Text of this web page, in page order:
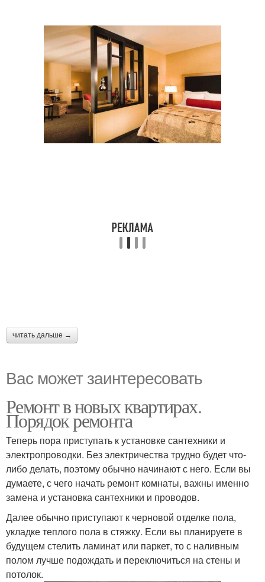
читать дальше →
Вас может заинтересовать
Ремонт в новых квартирах.
Порядок ремонта
Теперь пора приступать к установке сантехники и
электропроводки. Без электричества трудно будет что-
либо делать, поэтому обычно начинают с него. Если вы
думаете, с чего начать ремонт комнаты, важны именно
замена и установка сантехники и проводов.
Далее обычно приступают к черновой отделке пола,
укладке теплого пола в стяжку. Если вы планируете в
будущем стелить ламинат или паркет, то с наливным
полом лучше подождать и переключиться на стены и
потолок.